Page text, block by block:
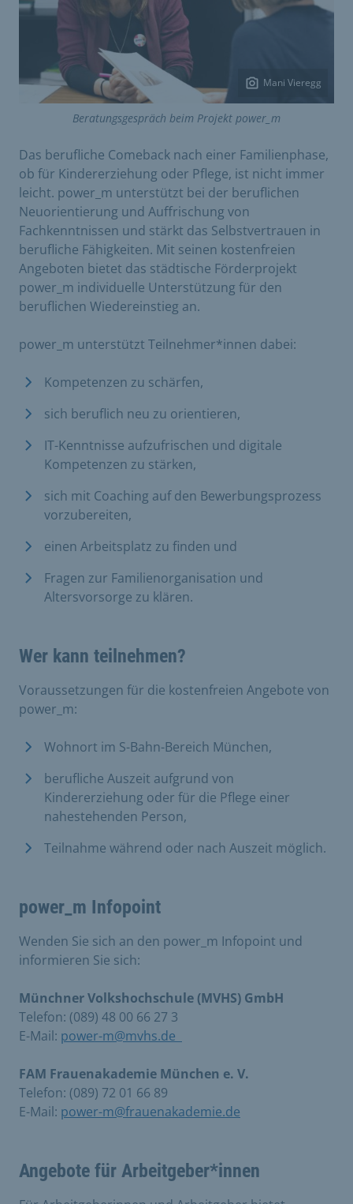
Mani Vieregg
Beratungsgespräch beim Projekt power_m
Das berufliche Comeback nach einer Familienphase,
ob für Kindererziehung oder Pflege, ist nicht immer
leicht. power_m unterstützt bei der beruflichen
Neuorientierung und Auffrischung von
Fachkenntnissen und stärkt das Selbstvertrauen in
berufliche Fähigkeiten. Mit seinen kostenfreien
Angeboten bietet das städtische Förderprojekt
power_m individuelle Unterstützung für den
beruflichen Wiedereinstieg an.
power_m unterstützt Teilnehmer*innen dabei:
Kompetenzen zu schärfen,
sich beruflich neu zu orientieren,
IT-Kenntnisse aufzufrischen und digitale
Kompetenzen zu stärken,
sich mit Coaching auf den Bewerbungsprozess
vorzubereiten,
einen Arbeitsplatz zu finden und
Fragen zur Familienorganisation und
Altersvorsorge zu klären.
Wer kann teilnehmen?
Voraussetzungen für die kostenfreien Angebote von
power_m:
Wohnort im S-Bahn-Bereich München,
berufliche Auszeit aufgrund von
Kindererziehung oder für die Pflege einer
nahestehenden Person,
Teilnahme während oder nach Auszeit möglich.
power_m Infopoint
Wenden Sie sich an den power_m Infopoint und
informieren Sie sich:
Münchner Volkshochschule (MVHS) GmbH
Telefon: (089) 48 00 66 27 3
E-Mail: power-m@mvhs.de
FAM Frauenakademie München e. V.
Telefon: (089) 72 01 66 89
E-Mail: power-m@frauenakademie.de
Angebote für Arbeitgeber*innen